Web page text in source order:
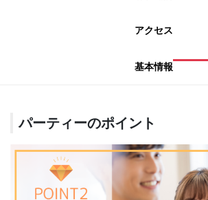
アクセス
基本情報
パーティーのポイント